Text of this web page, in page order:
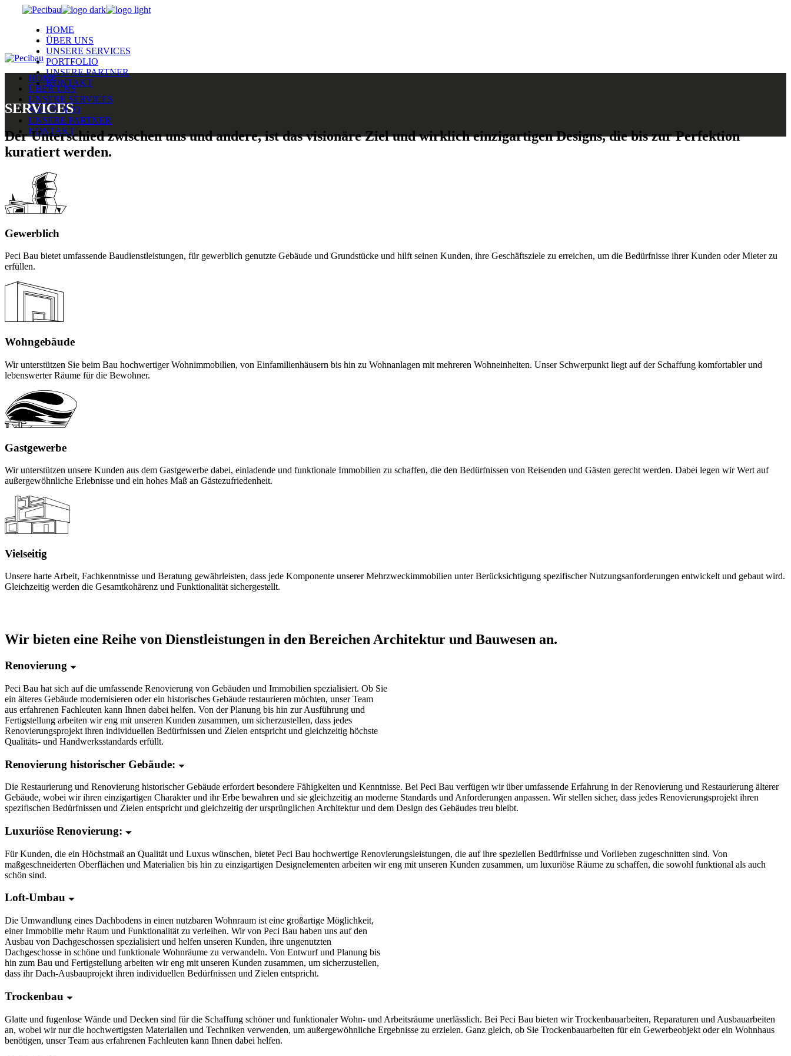
HOME
ÜBER UNS
UNSERE SERVICES
PORTFOLIO
UNSERE PARTNER
KONTAKT
HOME
ÜBER UNS
UNSERE SERVICES
PORTFOLIO
UNSERE PARTNER
KONTAKT
SERVICES
Der Unterschied zwischen uns und andere, ist das visionäre Ziel und wirklich einzigartigen Designs, die bis zur Perfektion
kuratiert werden.
Gewerblich
Peci Bau bietet umfassende Baudienstleistungen, für gewerblich genutzte Gebäude und Grundstücke und hilft seinen Kunden, ihre Geschäftsziele zu erreichen, um die Bedürfnisse ihrer Kunden oder Mieter zu
erfüllen.
Wohngebäude
Wir unterstützen Sie beim Bau hochwertiger Wohnimmobilien, von Einfamilienhäusern bis hin zu Wohnanlagen mit mehreren Wohneinheiten. Unser Schwerpunkt liegt auf der Schaffung komfortabler und
lebenswerter Räume für die Bewohner.
Gastgewerbe
Wir unterstützen unsere Kunden aus dem Gastgewerbe dabei, einladende und funktionale Immobilien zu schaffen, die den Bedürfnissen von Reisenden und Gästen gerecht werden. Dabei legen wir Wert auf
außergewöhnliche Erlebnisse und ein hohes Maß an Gästezufriedenheit.
Vielseitig
Unsere harte Arbeit, Fachkenntnisse und Beratung gewährleisten, dass jede Komponente unserer Mehrzweckimmobilien unter Berücksichtigung spezifischer Nutzungsanforderungen entwickelt und gebaut wird.
Gleichzeitig werden die Gesamtkohärenz und Funktionalität sichergestellt.
Wir bieten eine Reihe von Dienstleistungen in den Bereichen Architektur und Bauwesen an.
Renovierung
Peci Bau hat sich auf die umfassende Renovierung von Gebäuden und Immobilien spezialisiert. Ob Sie
ein älteres Gebäude modernisieren oder ein historisches Gebäude restaurieren möchten, unser Team
aus erfahrenen Fachleuten kann Ihnen dabei helfen. Von der Planung bis hin zur Ausführung und
Fertigstellung arbeiten wir eng mit unseren Kunden zusammen, um sicherzustellen, dass jedes
Renovierungsprojekt ihren individuellen Bedürfnissen und Zielen entspricht und gleichzeitig höchste
Qualitäts- und Handwerksstandards erfüllt.
Renovierung historischer Gebäude:
Die Restaurierung und Renovierung historischer Gebäude erfordert besondere Fähigkeiten und Kenntnisse. Bei Peci Bau verfügen wir über umfassende Erfahrung in der Renovierung und Restaurierung älterer
Gebäude, wobei wir ihren einzigartigen Charakter und ihr Erbe bewahren und sie gleichzeitig an moderne Standards und Anforderungen anpassen. Wir stellen sicher, dass jedes Renovierungsprojekt ihren
spezifischen Bedürfnissen und Zielen entspricht und gleichzeitig der ursprünglichen Architektur und dem Design des Gebäudes treu bleibt.
Luxuriöse Renovierung:
Für Kunden, die ein Höchstmaß an Qualität und Luxus wünschen, bietet Peci Bau hochwertige Renovierungsleistungen, die auf ihre speziellen Bedürfnisse und Vorlieben zugeschnitten sind. Von
maßgeschneiderten Oberflächen und Materialien bis hin zu einzigartigen Designelementen arbeiten wir eng mit unseren Kunden zusammen, um luxuriöse Räume zu schaffen, die sowohl funktional als auch
schön sind.
Loft-Umbau
Die Umwandlung eines Dachbodens in einen nutzbaren Wohnraum ist eine großartige Möglichkeit,
einer Immobilie mehr Raum und Funktionalität zu verleihen. Wir von Peci Bau haben uns auf den
Ausbau von Dachgeschossen spezialisiert und helfen unseren Kunden, ihre ungenutzten
Dachgeschosse in schöne und funktionale Wohnräume zu verwandeln. Von Entwurf und Planung bis
hin zum Bau und Fertigstellung arbeiten wir eng mit unseren Kunden zusammen, um sicherzustellen,
dass ihr Dach-Ausbauprojekt ihren individuellen Bedürfnissen und Zielen entspricht.
Trockenbau
Glatte und fugenlose Wände und Decken sind für die Schaffung schöner und funktionaler Wohn- und Arbeitsräume unerlässlich. Bei Peci Bau bieten wir Trockenbauarbeiten, Reparaturen und Ausbauarbeiten
an, wobei wir nur die hochwertigsten Materialien und Techniken verwenden, um außergewöhnliche Ergebnisse zu erzielen. Ganz gleich, ob Sie Trockenbauarbeiten für ein Gewerbeobjekt oder ein Wohnhaus
benötigen, unser Team aus erfahrenen Fachleuten kann Ihnen dabei helfen.